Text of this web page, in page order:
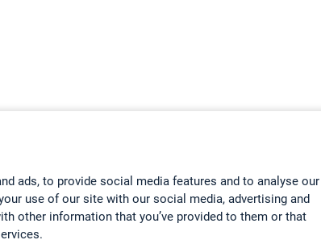
ads, to provide social media features and to analyse our
use of our site with our social media, advertising and
other information that you’ve provided to them or that